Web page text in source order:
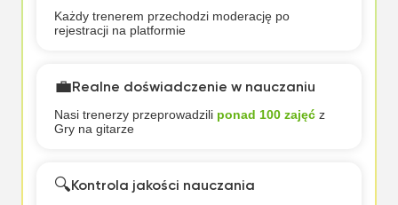
Każdy trenerem przechodzi moderację po
rejestracji na platformie
💼Realne doświadczenie w nauczaniu
Nasi trenerzy przeprowadzili ponad 100 zajęćz
Gry na gitarze
🔍Kontrola jakości nauczania